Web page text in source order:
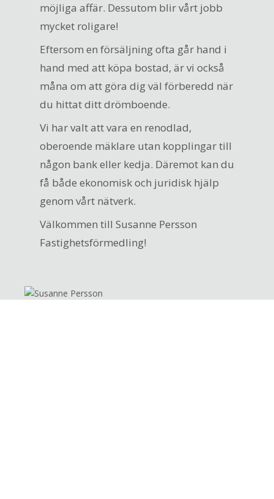
möjliga affär. Dessutom blir vårt jobb
mycket roligare!
Eftersom en försäljning ofta går hand i
hand med att köpa bostad, är vi också
måna om att göra dig väl förberedd när
du hittat ditt drömboende.
Vi har valt att vara en renodlad,
oberoende mäklare utan kopplingar till
någon bank eller kedja. Däremot kan du
få både ekonomisk och juridisk hjälp
genom vårt nätverk.
Välkommen till Susanne Persson
Fastighetsförmedling!